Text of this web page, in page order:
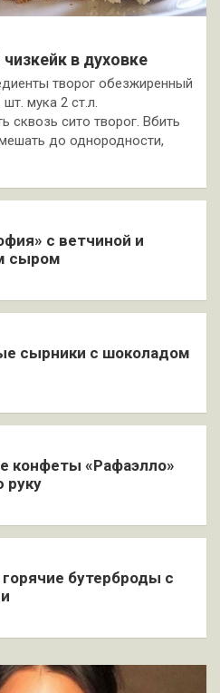
в духовке
творог обезжиренный
мука 2 ст.л.
сквозь сито творог. Вбить
до однородности,
с ветчиной и
сыром
сырники с шоколадом
конфеты «Рафаэлло»
руку
бутерброды с